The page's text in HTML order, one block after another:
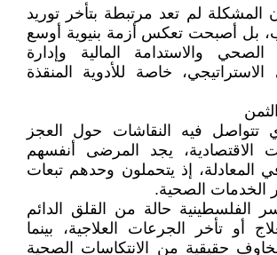
لم تعد مرتبطة بتأخر توريد
بل أصبحت تعكس أزمة بنيوية أوسع
والاستدامة المالية وإدارة
الاستراتيجي، خاصة للأدوية المنقذة
تتواصل فيه النقاشات حول العجز
الاقتصادية، يجد المرضى أنفسهم
المعادلة، إذ يتحملون وحدهم تبعات
الخدمات الصحية.
الفلسطينية حالة من القلق الدائم
أو تأخر الجرعات العلاجية، بينما
حقيقية من الانتكاسات الصحية